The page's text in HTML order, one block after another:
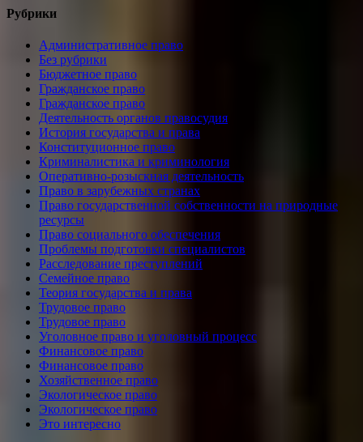
Рубрики
Административное право
Без рубрики
Бюджетное право
Гражданское право
Гражданское право
Деятельность органов правосудия
История государства и права
Конституционное право
Криминалистика и криминология
Оперативно-розыскная деятельность
Право в зарубежных странах
Право государственной собственности на природные
ресурсы
Право социального обеспечения
Проблемы подготовки специалистов
Расследование преступлений
Семейное право
Теория государства и права
Трудовое право
Трудовое право
Уголовное право и уголовный процесс
Финансовое право
Финансовое право
Хозяйственное право
Экологическое право
Экологическое право
Это интересно